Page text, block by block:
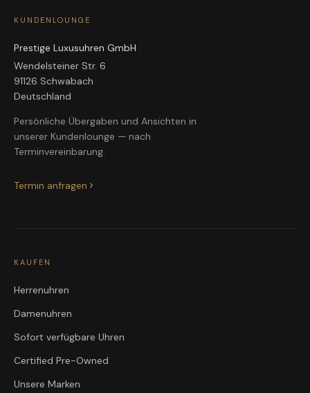
KUNDENLOUNGE
Prestige Luxusuhren GmbH
Wendelsteiner Str. 6
91126 Schwabach
Deutschland
Persönliche Übergaben und Ansichten in
unserer Kundenlounge — nach
Terminvereinbarung.
Termin anfragen
KAUFEN
Herrenuhren
Damenuhren
Sofort verfügbare Uhren
Certified Pre-Owned
Unsere Marken